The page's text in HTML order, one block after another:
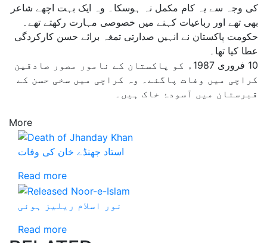
کی وجہ سے یہ کام مکمل نہ ہوسکا۔ وہ ایک بہت اچھے شاعر
بھی تھے اور رباعیات کہنے میں خصوصی مہارت رکھتے تھے۔
حکومت پاکستان نے انہیں صدارتی تمغہ برائے حسن کارکردگی
عطا کیا تھا۔
10 فروری 1987ء کو پاکستان کے نامور مصور صادقین
کراچی میں وفات پاگئے۔ وہ کراچی میں سخی حسن کے
قبرستان میں آسودۂ خاک ہیں۔
More
استاد جھنڈے خان کی وفات
Read more
نور اسلام ریلیز ہوئی
Read more